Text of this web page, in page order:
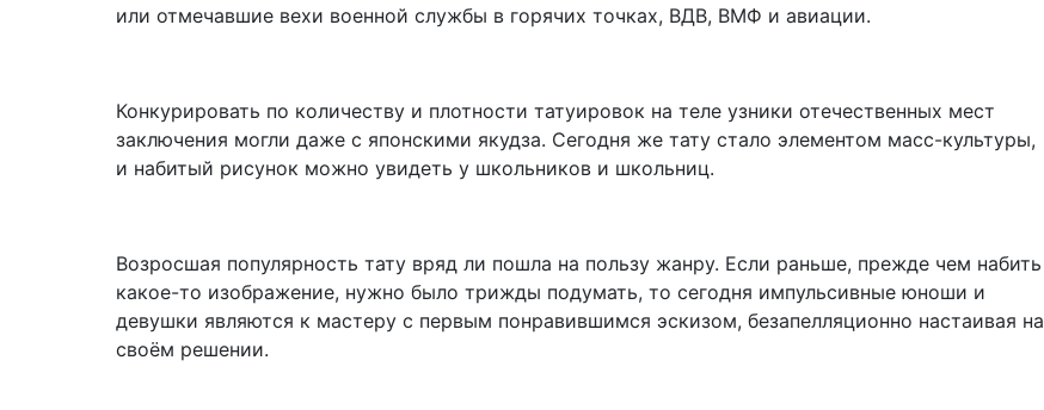
или отмечавшие вехи военной службы в горячих точках, ВДВ, ВМФ и авиации.
Конкурировать по количеству и плотности татуировок на теле узники отечественных мест
заключения могли даже с японскими якудза. Сегодня же тату стало элементом масс-культуры,
и набитый рисунок можно увидеть у школьников и школьниц.
Возросшая популярность тату вряд ли пошла на пользу жанру. Если раньше, прежде чем набить
какое-то изображение, нужно было трижды подумать, то сегодня импульсивные юноши и
девушки являются к мастеру с первым понравившимся эскизом, безапелляционно настаивая на
своём решении.